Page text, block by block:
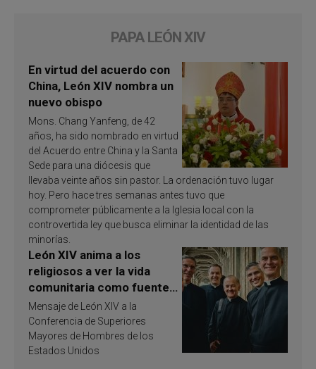
PAPA LEÓN XIV
En virtud del acuerdo con
China, León XIV nombra un
nuevo obispo
Mons. Chang Yanfeng, de 42
años, ha sido nombrado en virtud
del Acuerdo entre China y la Santa
Sede para una diócesis que
llevaba veinte años sin pastor. La ordenación tuvo lugar
hoy. Pero hace tres semanas antes tuvo que
comprometer públicamente a la Iglesia local con la
controvertida ley que busca eliminar la identidad de las
minorías.
León XIV anima a los
religiosos a ver la vida
comunitaria como fuente
de inspiración y
santificación
Mensaje de León XIV a la
Conferencia de Superiores
Mayores de Hombres de los
Estados Unidos